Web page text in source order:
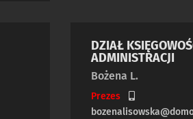
DZIAŁ
ADMINISTRACJI
Bożena L.
Prezes